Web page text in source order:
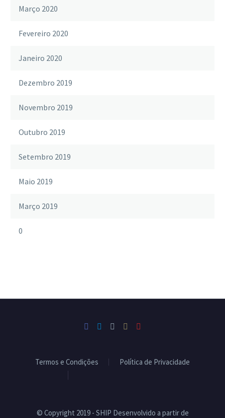
Março 2020
Fevereiro 2020
Janeiro 2020
Dezembro 2019
Novembro 2019
Outubro 2019
Setembro 2019
Maio 2019
Março 2019
0
Termos e Condições
Política de Privacidade
© Copyright 2019 - SHIP Desenvolvido a partir de